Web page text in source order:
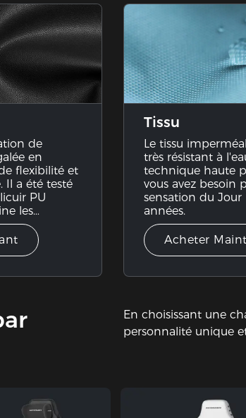
de
en
flexibilité et
Il a été testé
PU
les
de divers
Tissu
Le tissu
très résistant à
technique haute
vous avez besoin
sensation du
années.
Acheter
En choisissant une
personnalité unique